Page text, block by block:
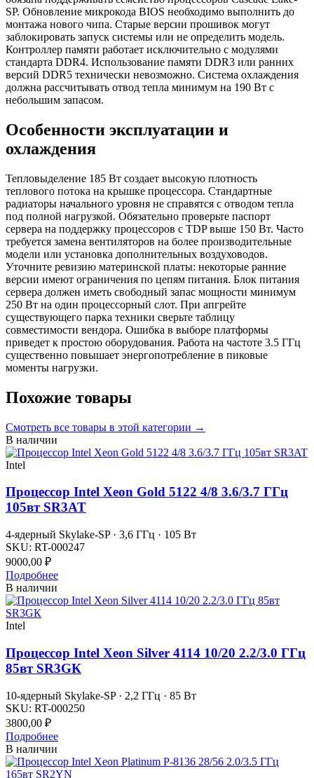
SP. Обновление микрокода BIOS необходимо выполнить до
монтажа нового чипа. Старые версии прошивок могут
заблокировать запуск системы или не определить модель.
Контроллер памяти работает исключительно с модулями
стандарта DDR4. Использование памяти DDR3 или ранних
версий DDR5 технически невозможно. Система охлаждения
должна рассчитывать отвод тепла минимум на 190 Вт с
небольшим запасом.
Особенности эксплуатации и
охлаждения
Тепловыделение 185 Вт создает высокую плотность
теплового потока на крышке процессора. Стандартные
радиаторы начального уровня не справятся с отводом тепла
под полной нагрузкой. Обязательно проверьте паспорт
сервера на поддержку процессоров с TDP выше 150 Вт. Часто
требуется замена вентиляторов на более производительные
модели или установка дополнительных воздуховодов.
Уточните ревизию материнской платы: некоторые ранние
версии имеют ограничения по цепям питания. Блок питания
сервера должен иметь свободный запас мощности минимум
250 Вт на один процессорный слот. При апгрейте
существующего парка техники сверьте таблицу
совместимости вендора. Ошибка в выборе платформы
приведет к простою оборудования. Работа на частоте 3.5 ГГц
существенно повышает энергопотребление в пиковые
моменты нагрузки.
Похожие товары
Смотреть все товары в этой категории →
В наличии
Intel
Процессор Intel Xeon Gold 5122 4/8 3.6/3.7 ГГц
105вт SR3AT
4-ядерный Skylake-SP · 3,6 ГГц · 105 Вт
SKU: RT-000247
9000,00 ₽
Подробнее
В наличии
Intel
Процессор Intel Xeon Silver 4114 10/20 2.2/3.0 ГГц
85вт SR3GК
10-ядерный Skylake-SP · 2,2 ГГц · 85 Вт
SKU: RT-000250
3800,00 ₽
Подробнее
В наличии